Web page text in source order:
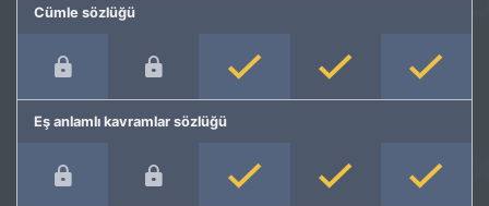
Cümle sözlüğü
Eş anlamlı kavramlar sözlüğü